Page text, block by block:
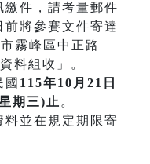
繳件，請考量郵件
將參賽文件寄達
霧峰區中正路
料組收」。
國 115年10月21日
期三)止 。
料並在規定期限寄